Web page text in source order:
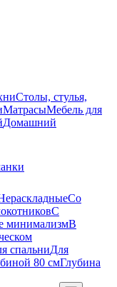
Столы, стулья,
МатрасыМебель для
Домашний
Со
С
минимализмВ
спальниДля
80 смГлубина